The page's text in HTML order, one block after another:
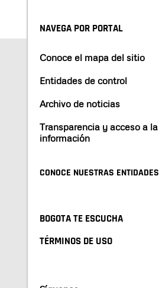
NAVEGA POR PORTAL
Conoce el mapa del sitio
Entidades de control
Archivo de noticias
Transparencia y acceso a la
información
CONOCE NUESTRAS ENTIDADES
BOGOTA TE ESCUCHA
TÉRMINOS DE USO